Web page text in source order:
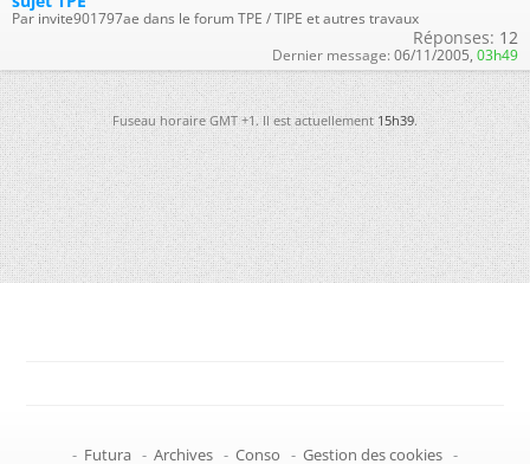
Par invite901797ae dans le forum TPE / TIPE et autres travaux
Réponses: 12
Dernier message: 06/11/2005, 03h49
Fuseau horaire GMT +1. Il est actuellement 15h39.
- Futura - Archives - Conso - Gestion des cookies -